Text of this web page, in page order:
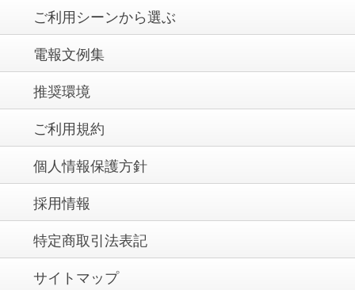
ご利用シーンから選ぶ
電報文例集
推奨環境
ご利用規約
個人情報保護方針
採用情報
特定商取引法表記
サイトマップ